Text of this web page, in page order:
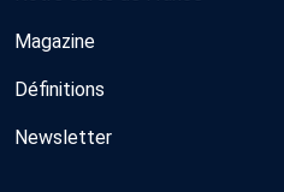
Magazine
Définitions
Newsletter